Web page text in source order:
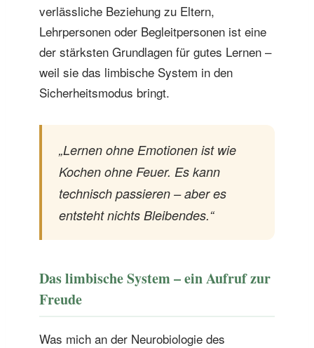
verlässliche Beziehung zu Eltern,
Lehrpersonen oder Begleitpersonen ist eine
der stärksten Grundlagen für gutes Lernen –
weil sie das limbische System in den
Sicherheitsmodus bringt.
„Lernen ohne Emotionen ist wie
Kochen ohne Feuer. Es kann
technisch passieren – aber es
entsteht nichts Bleibendes.“
Das limbische System – ein Aufruf zur
Freude
Was mich an der Neurobiologie des